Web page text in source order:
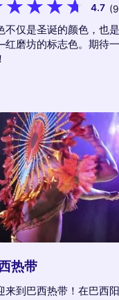
4.7
不仅是圣诞的颜色，也
磨坊的标志色。期待
热带
来到巴西热带！在巴西